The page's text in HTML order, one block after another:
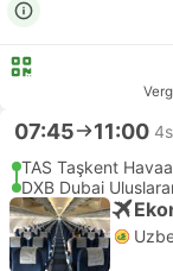
07:45 11:00
TAS Taşkent
DXB Dubai